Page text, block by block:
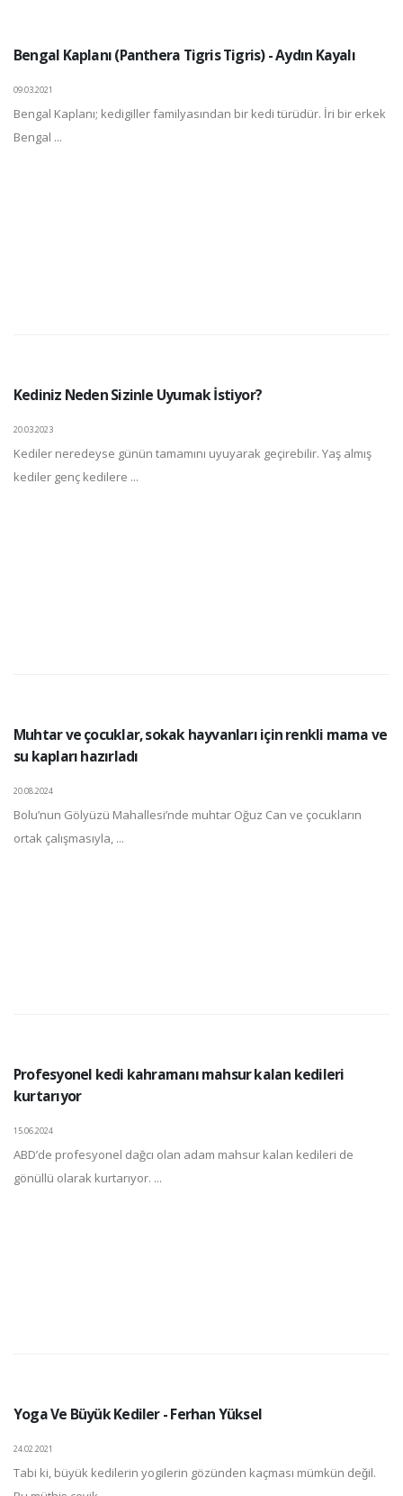
Bengal Kaplanı (Panthera Tigris Tigris) - Aydın Kayalı
09.03.2021
Bengal Kaplanı; kedigiller familyasından bir kedi türüdür. İri bir erkek
Bengal ...
Kediniz Neden Sizinle Uyumak İstiyor?
20.03.2023
Kediler neredeyse günün tamamını uyuyarak geçirebilir. Yaş almış
kediler genç kedilere ...
Muhtar ve çocuklar, sokak hayvanları için renkli mama ve
su kapları hazırladı
20.08.2024
Bolu’nun Gölyüzü Mahallesi’nde muhtar Oğuz Can ve çocukların
ortak çalışmasıyla, ...
Profesyonel kedi kahramanı mahsur kalan kedileri
kurtarıyor
15.06.2024
ABD’de profesyonel dağcı olan adam mahsur kalan kedileri de
gönüllü olarak kurtarıyor. ...
Yoga Ve Büyük Kediler - Ferhan Yüksel
24.02.2021
Tabi ki, büyük kedilerin yogilerin gözünden kaçması mümkün değil.